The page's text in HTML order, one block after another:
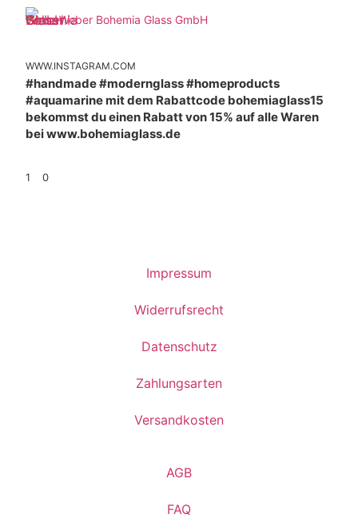
Weber Bohemia Glass GmbH
WWW.INSTAGRAM.COM
#handmade #modernglass #homeproducts
#aquamarine mit dem Rabattcode bohemiaglass15
bekommst du einen Rabatt von 15% auf alle Waren
bei www.bohemiaglass.de
1 0
Impressum
Widerrufsrecht
Datenschutz
Zahlungsarten
Versandkosten
AGB
FAQ